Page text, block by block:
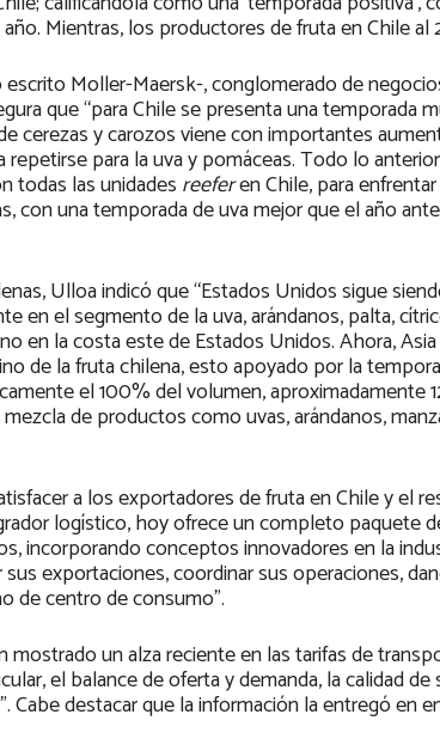
Mientras, los productores de fruta en Chile al
Moller-Maersk-, conglomerado de
que “para Chile se presenta una temporada
cerezas y carozos viene con importantes
para la uva y pomáceas. Todo lo
todas las unidades reeferen Chile, para
con una temporada de uva mejor que el año
Ulloa indicó que “Estados Unidos sigue
en el segmento de la uva, arándanos, palta,
en la costa este de Estados Unidos. Ahora,
de la fruta chilena, esto apoyado por la
el 100% del volumen, aproximadamente
de productos como uvas, arándanos,
a los exportadores de fruta en Chile y el
logístico, hoy ofrece un completo paquete
incorporando conceptos innovadores en la
exportaciones, coordinar sus operaciones,
de centro de consumo”.
un alza reciente en las tarifas de
el balance de oferta y demanda, la calidad de
destacar que la información la entregó en